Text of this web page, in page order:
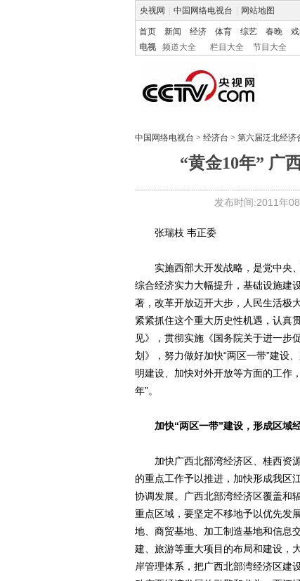
央视网 中国网络电视台 网站地图
首页 新闻 经济 体育 综艺 春晚
电视
频道大全 栏目大全 节目大全
中国网络电视台 > 经济台 > 第六届泛北经济
“黄金10年” 广
发布时间:2011年
张瑞枝 韦正委
实施西部大开发战略，是党中央、
综合经济实力大幅提升，基础设施建
著，改革开放迈开大步，人民生活极
紧紧抓住这个重大历史性机遇，认真
见》，贯彻实施《国务院关于进一步
划》，努力做好加快“两区一带”建设
明建设、加快对外开放等方面的工作
年”。
加快“两区一带”建设，形成区域
加快广西北部湾经济区、桂西资源
的重点工作予以推进，加快形成我区
协调发展。广西北部湾经济区覆盖和
重点区域，要坚定不移地予以优先发
地、商贸基地、加工制造基地和信息
建、旅游等重大项目的布局和建设，
岸管理体系，把广西北部湾经济区建